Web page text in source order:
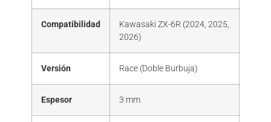
Compatibilidad
Kawasaki ZX-6R (2024, 2025,
2026)
Versión Race (Doble Burbuja)
Espesor 3 mm